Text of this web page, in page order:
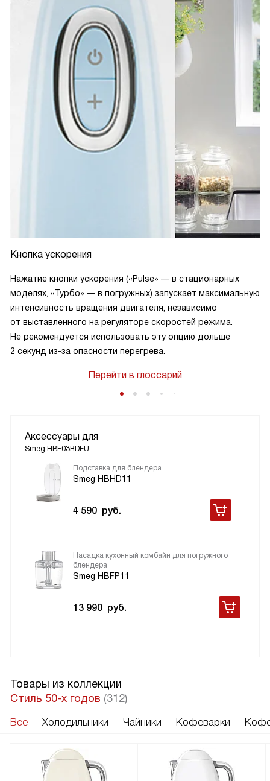
Кнопка ускорения
Нажатие кнопки ускорения («Pulse» — в стационарных
моделях, «Турбо» — в погружных) запускает максимальную
интенсивность вращения двигателя, независимо
от выставленного на регуляторе скоростей режима.
Не рекомендуется использовать эту опцию дольше
2 секунд из-за опасности перегрева.
Перейти в глоссарий
Аксессуары для
Smeg HBF03RDEU
Подставка для блендера
Smeg HBHD11
4 590 руб.
Насадка кухонный комбайн для погружного
блендера
Smeg HBFP11
13 990 руб.
Товары из коллекции
Стиль 50-х годов (312)
Все Холодильники Чайники Кофеварки